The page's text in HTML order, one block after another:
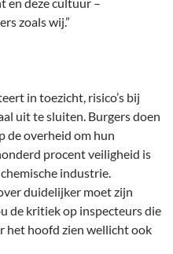
zoals wij.”
in toezicht, risico’s bij
uit te sluiten. Burgers doen
de overheid om hun
procent veiligheid is
industrie.
duidelijker moet zijn
de kritiek op inspecteurs die
het hoofd zien wellicht ook